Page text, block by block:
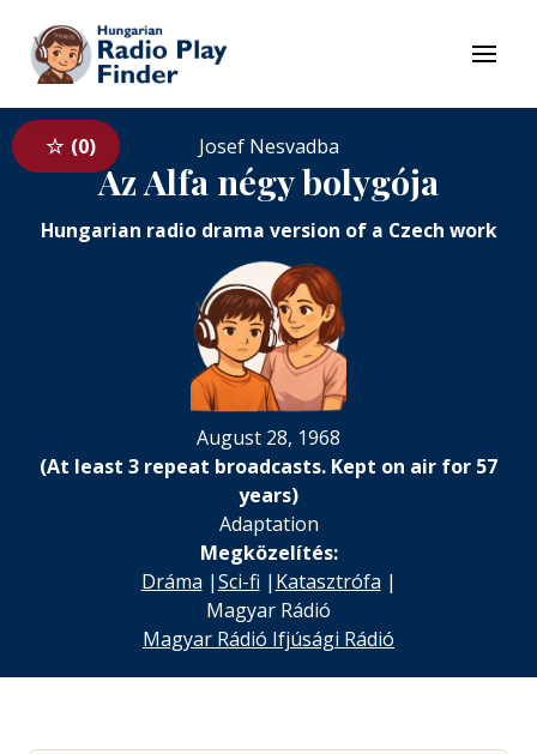
To contents
Menu
0 Josef Nesvadba
Az Alfa négy bolygója
Hungarian radio drama version of a Czech work
August 28, 1968
(At least 3 repeat broadcasts. Kept on air for 57
years)
Adaptation
Megközelítés:
Dráma |Sci-fi | Katasztrófa |
Magyar Rádió
Magyar Rádió Ifjúsági Rádió